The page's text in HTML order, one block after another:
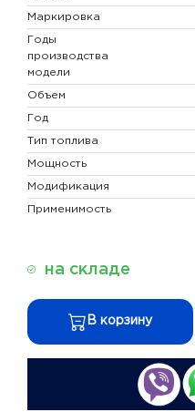
Маркировка
Годы
производства
модели
Объем
Год
Тип топлива
Мощность
Модификация
Применимость
на складе
В корзину